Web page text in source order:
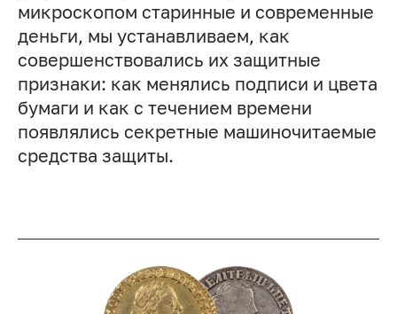
микроскопом старинные и современные
деньги, мы устанавливаем, как
совершенствовались их защитные
признаки: как менялись подписи и цвета
бумаги и как с течением времени
появлялись секретные машиночитаемые
средства защиты.